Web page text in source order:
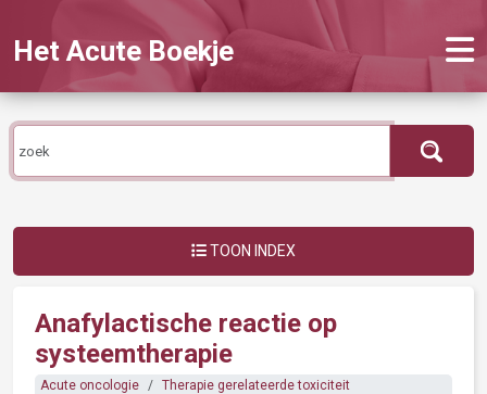
Het Acute Boekje
TOON INDEX
Anafylactische reactie op
systeemtherapie
Acute oncologie
Therapie gerelateerde toxiciteit